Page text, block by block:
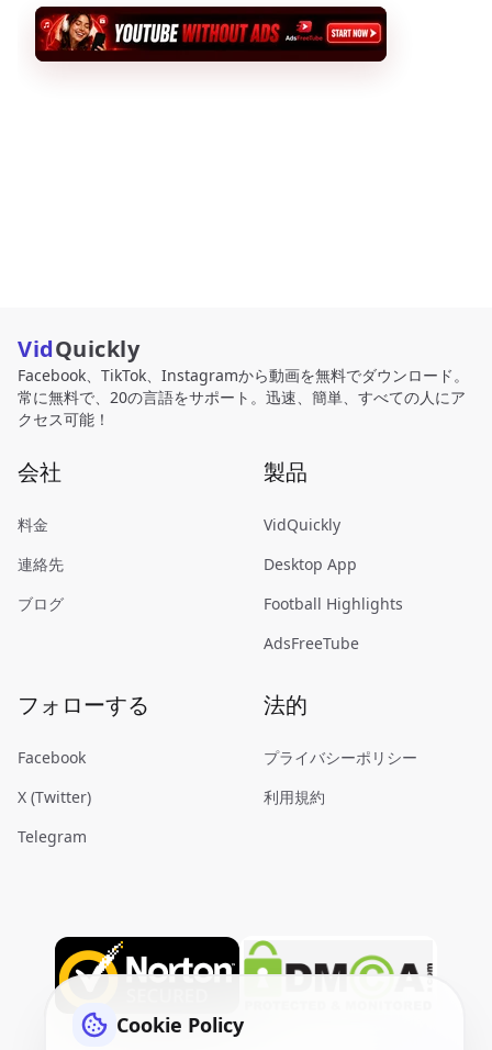
VidQuickly
Facebook、TikTok、Instagramから動画を無料でダウンロード。
常に無料で、20の言語をサポート。迅速、簡単、すべての人にア
クセス可能！
会社
料金
連絡先
ブログ
製品
VidQuickly
Desktop App
Football Highlights
AdsFreeTube
フォローする
Facebook
X (Twitter)
Telegram
法的
プライバシーポリシー
利用規約
Cookie Policy